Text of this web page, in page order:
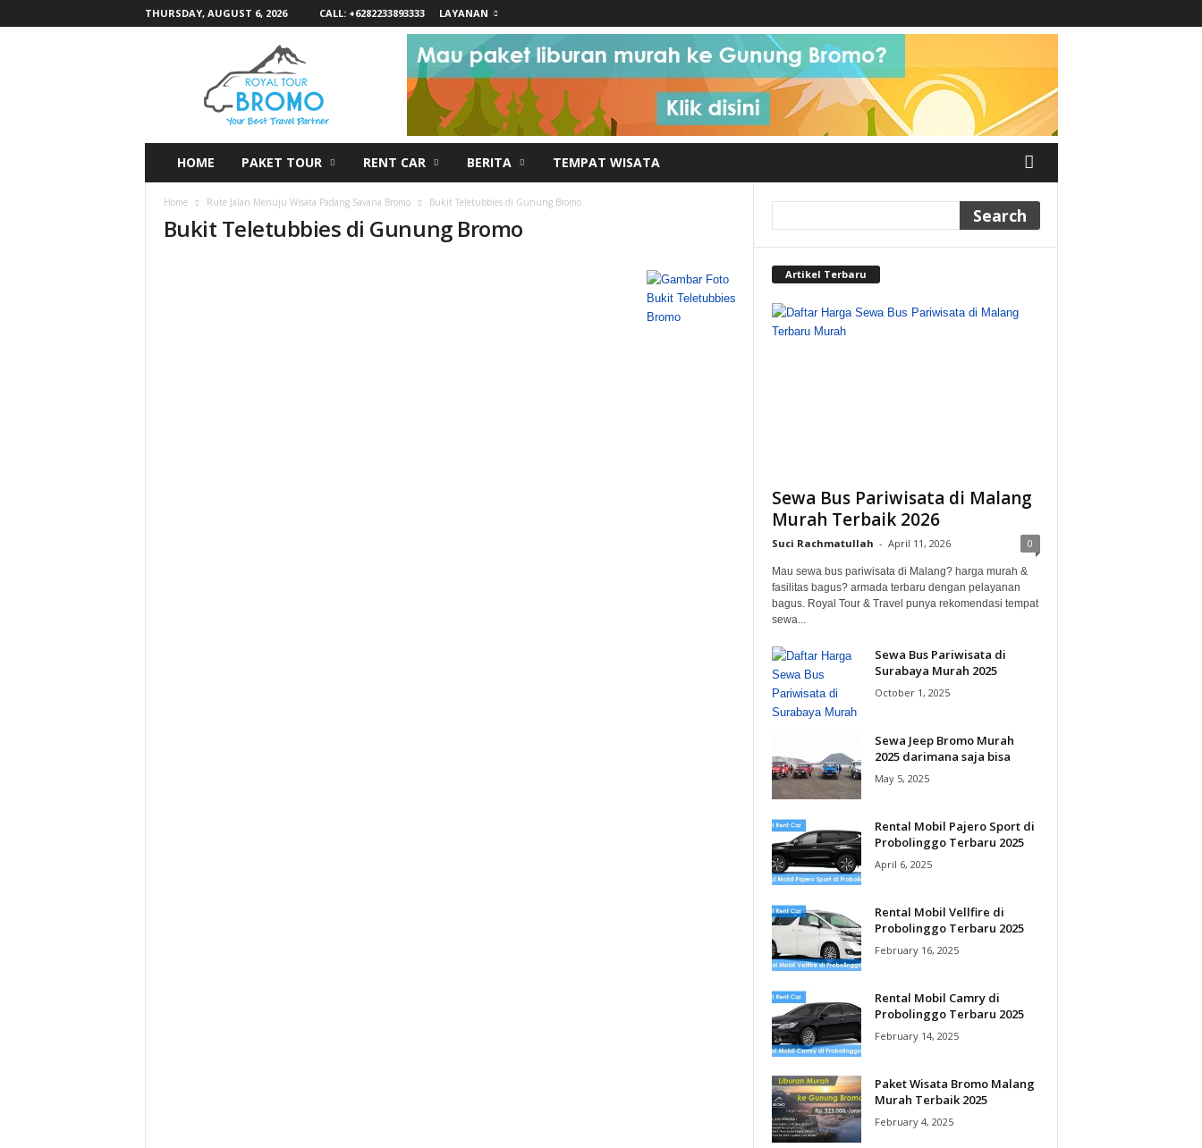
THURSDAY, AUGUST 6, 2026 CALL: +6282233893333 LAYANAN
HOME PAKET TOUR RENT CAR BERITA TEMPAT WISATA
Home Rute Jalan Menuju Wisata Padang Savana Bromo Bukit Teletubbies di Gunung Bromo
Bukit Teletubbies di Gunung Bromo
Artikel Terbaru
Sewa Bus Pariwisata di Malang
Murah Terbaik 2026
Suci Rachmatullah - April 11, 2026 0
Mau sewa bus pariwisata di Malang? harga murah &
fasilitas bagus? armada terbaru dengan pelayanan
bagus. Royal Tour & Travel punya rekomendasi tempat
sewa...
Sewa Bus Pariwisata di
Surabaya Murah 2025
October 1, 2025
Sewa Jeep Bromo Murah
2025 darimana saja bisa
May 5, 2025
Rental Mobil Pajero Sport di
Probolinggo Terbaru 2025
April 6, 2025
Rental Mobil Vellfire di
Probolinggo Terbaru 2025
February 16, 2025
Rental Mobil Camry di
Probolinggo Terbaru 2025
February 14, 2025
Paket Wisata Bromo Malang
Murah Terbaik 2025
February 4, 2025